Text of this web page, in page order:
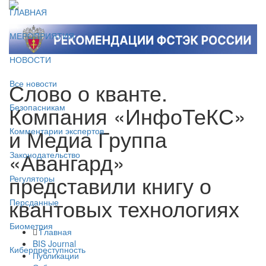
ГЛАВНАЯ
МЕРОПРИЯТИЯ
НОВОСТИ
Все новости
Безопасникам
Комментарии экспертов
Законодательство
Регуляторы
Персданные
Биометрия
Киберпреступность
Слово о кванте.
Компания «ИнфоТеКС»
и Медиа Группа
«Авангард»
представили книгу о
квантовых технологиях
Главная
BIS Journal
Публикации